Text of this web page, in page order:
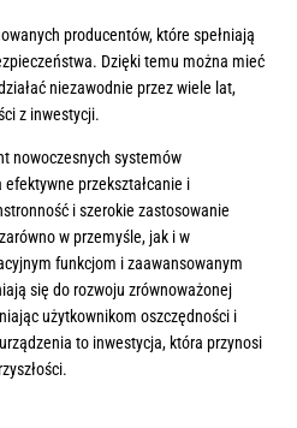
producentów, które spełniają
Dzięki temu można mieć
niezawodnie przez wiele lat,
z inwestycji.
nowoczesnych systemów
przekształcanie i
i szerokie zastosowanie
w przemyśle, jak i w
funkcjom i zaawansowanym
się do rozwoju zrównoważonej
użytkownikom oszczędności i
to inwestycja, która przynosi